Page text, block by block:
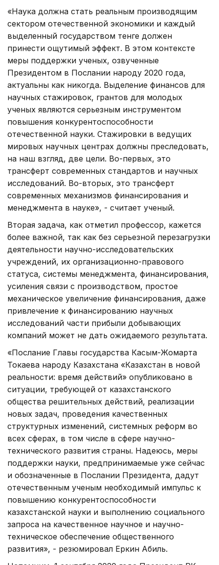
«Наука должна стать реальным производящим
сектором отечественной экономики и каждый
выделенный государством тенге должен
принести ощутимый эффект. В этом контексте
меры поддержки ученых, озвученные
Президентом в Послании народу 2020 года,
актуальны как никогда. Выделение финансов для
научных стажировок, грантов для молодых
ученых являются серьезным инструментом
повышения конкурентоспособности
отечественной науки. Стажировки в ведущих
мировых научных центрах должны преследовать,
на наш взгляд, две цели. Во-первых, это
трансферт современных стандартов и научных
исследований. Во-вторых, это трансферт
современных механизмов финансирования и
менеджмента в науке», - считает ученый.
Вторая задача, как отметил профессор, кажется
более важной, так как без серьезной перезагрузки
деятельности научно-исследовательских
учреждений, их организационно-правового
статуса, системы менеджмента, финансирования,
усиления связи с производством, простое
механическое увеличение финансирования, даже
привлечение к финансированию научных
исследований части прибыли добывающих
компаний может не дать ожидаемого результата.
«Послание Главы государства Касым-Жомарта
Токаева народу Казахстана «Казахстан в новой
реальности: время действий» опубликовано в
ситуации, требующей от казахстанского
общества решительных действий, реализации
новых задач, проведения качественных
структурных изменений, системных реформ во
всех сферах, в том числе в сфере научно-
технического развития страны. Надеюсь, меры
поддержки науки, предпринимаемые уже сейчас
и обозначенные в Послании Президента, дадут
отечественным ученым необходимый импульс к
повышению конкурентоспособности
казахстанской науки и выполнению социального
запроса на качественное научное и научно-
техническое обеспечение общественного
развития», - резюмировал Еркин Абиль.